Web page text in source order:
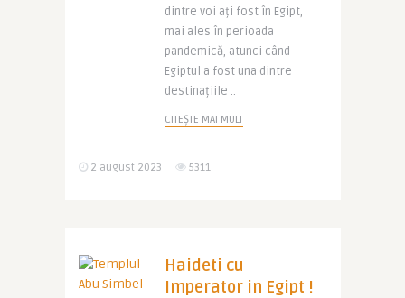
dintre voi ați fost în Egipt,
mai ales în perioada
pandemică, atunci când
Egiptul a fost una dintre
destinațiile ..
CITEȘTE MAI MULT
2 august 2023 5311
Haideti cu
Imperator in Egipt !